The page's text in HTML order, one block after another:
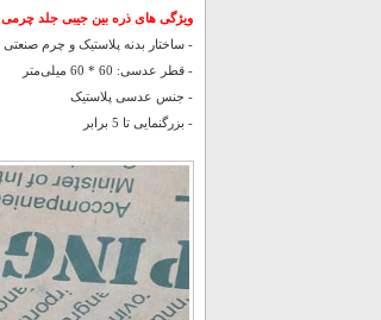
ویژگی های ذره بین جیبی جلد چرمی
- ساختار بدنه پلاستیک و چرم صنعتی
- قطر عدسی: 60 * 60 میلی‌متر
- جنس عدسی پلاستیک
- بزرگنمایی تا 5 برابر